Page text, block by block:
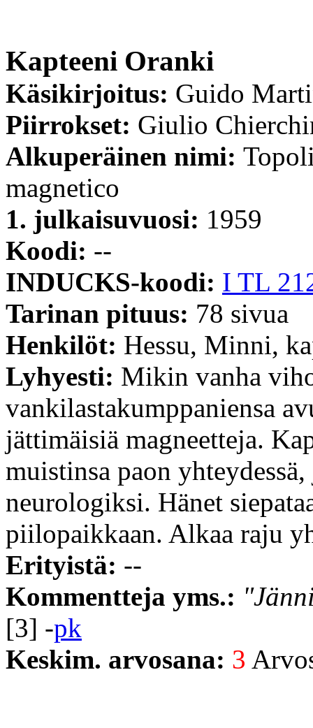
Kapteeni Oranki
Käsikirjoitus: Guido
Piirrokset: Giulio
Alkuperäinen nimi:
magnetico
1. julkaisuvuosi: 1959
Koodi: --
INDUCKS-koodi: I TL
Tarinan pituus: 78 sivua
Henkilöt: Hessu, Minni,
Lyhyesti: Mikin vanha
vankilastakumppaniensa
jättimäisiä magneetteja.
muistinsa paon
neurologiksi. Hänet
piilopaikkaan. Alkaa raju
Erityistä: --
Kommentteja yms.:
[3] -pk
Keskim. arvosana: 3